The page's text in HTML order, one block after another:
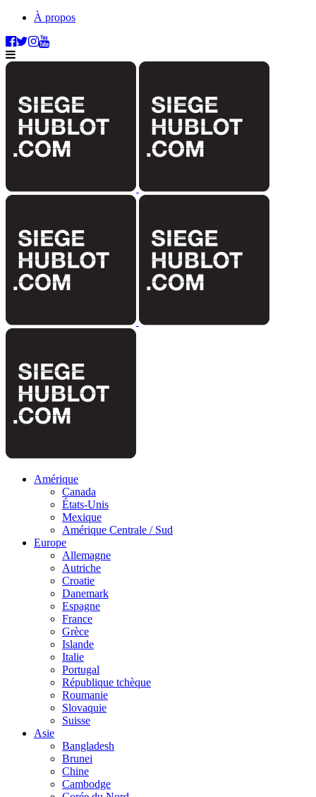
À propos
Amérique
Canada
États-Unis
Mexique
Amérique Centrale / Sud
Europe
Allemagne
Autriche
Croatie
Danemark
Espagne
France
Grèce
Islande
Italie
Portugal
République tchèque
Roumanie
Slovaquie
Suisse
Asie
Bangladesh
Brunei
Chine
Cambodge